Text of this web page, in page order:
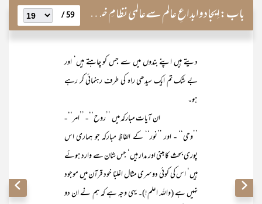
باب:اِیجادوابداعِ عالم سےعالمی نظامِ خلافت تک تنزّل اور اِرتقاء کے مراحل 59 /
دیتے ہیں اپنے بندوں میں سے جس کو چاہتے ہیں‘ اور
بے شک تم ایک سیدھی راہ کی طرف رہنمائی کر رہے
ہو۔
ان آیات مبارکہ میں ’’روح‘‘ - ’’امر‘‘ -
’’وحی‘‘ - اور ’’نور‘‘ کے الفاظِ مبارکہ جو ہماری اس
پوری بحث کا مبنیٰ اور مدار ہیں‘ جس شان سے وارد ہوئے
ہیں‘ اس کی کوئی دوسری مثال اغلبًا خود قرآن میں موجود
نہیں ہے (واللہ اعلم!)۔ یہی وجہ ہے کہ ہم نے ان دو